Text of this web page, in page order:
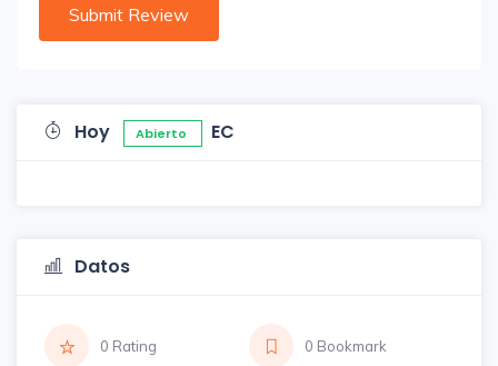
Hoy Abierto EC
Datos
0 Rating 0 Bookmark